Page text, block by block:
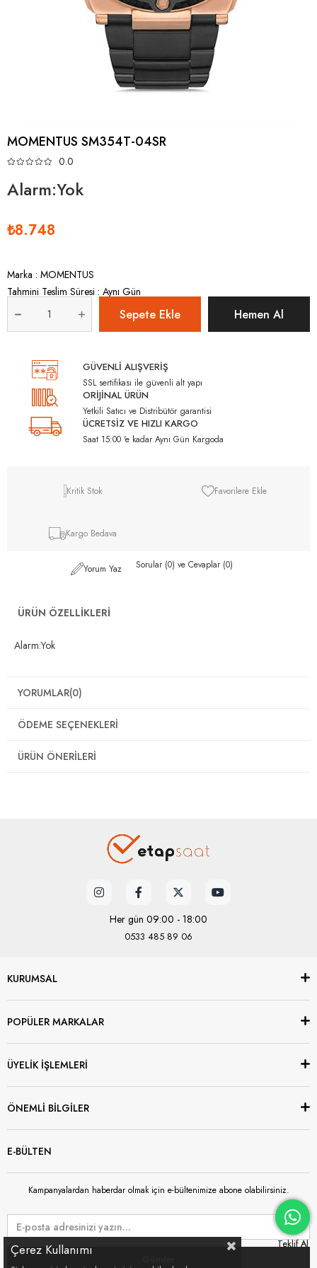
MOMENTUS SM354T-04SR
0.0
Alarm:Yok
₺8.748
Marka : MOMENTUS
Tahmini Teslim Süresi : Aynı Gün
GÜVENLİ ALIŞVERİŞ
SSL sertifikası ile güvenli alt yapı
ORİJİNAL ÜRÜN
Yetkili Satıcı ve Distribütör garantisi
ÜCRETSİZ VE HIZLI KARGO
Saat 15:00 'e kadar Aynı Gün Kargoda
Kritik Stok Favorilere Ekle
Kargo Bedava
Yorum Yaz Sorular (0) ve Cevaplar (0)
ÜRÜN ÖZELLIKLERI
Alarm:Yok
YORUMLAR(0)
ÖDEME SEÇENEKLERI
ÜRÜN ÖNERILERI
Her gün 09:00 - 18:00
0533 485 89 06
KURUMSAL
POPÜLER MARKALAR
ÜYELİK İŞLEMLERİ
ÖNEMLİ BİLGİLER
E-BÜLTEN
Kampanyalardan haberdar olmak için e-bültenimize abone olabilirsiniz.
Çerez Kullanımı